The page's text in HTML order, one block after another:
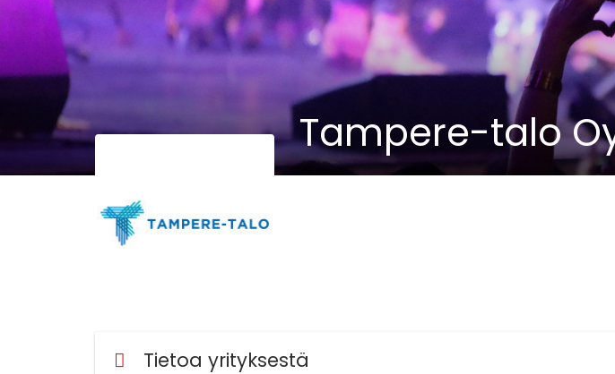
Tampere-talo
Tietoa yrityksestä